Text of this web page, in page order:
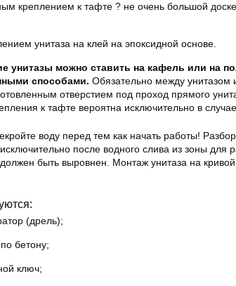
креплением к тафте ? не очень большой
унитаза на клей на эпоксидной основе.
унитазы можно ставить на кафель или на
способами. Обязательно между унитазом
отверстием под проход прямого
к тафте вероятна исключительно в
воду перед тем как начать работы!
после водного слива из зоны
быть выровнен. Монтаж унитаза на
(дрель);
бетону;
ключ;